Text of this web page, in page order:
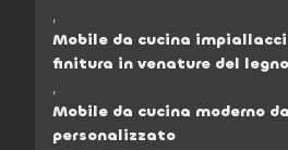
,
Mobile da cucina
finitura in venature del legno
,
Mobile da cucina moderno
personalizzato